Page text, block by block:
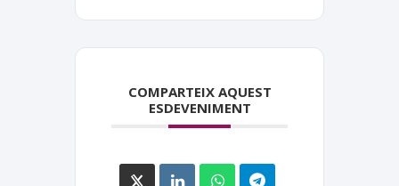
COMPARTEIX AQUEST
ESDEVENIMENT